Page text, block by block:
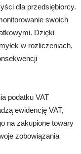
dla przedsiębiorcy.
swoich
Dzięki
w rozliczeniach,
podatku VAT
ewidencję VAT,
na zakupione towary
zobowiązania